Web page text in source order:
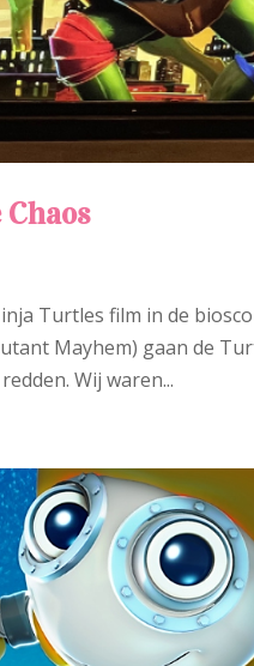
Turtles film in de
Mayhem) gaan de
Wij waren...